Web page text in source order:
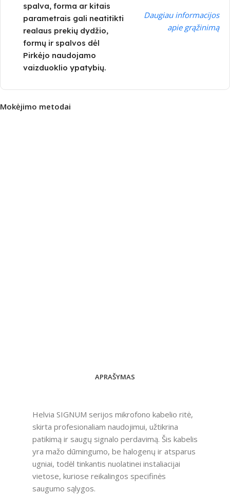
spalva, forma ar kitais
parametrais gali neatitikti
realaus prekių dydžio,
formų ir spalvos dėl
Pirkėjo naudojamo
vaizduoklio ypatybių.
Daugiau informacijos
apie grąžinimą
Mokėjimo metodai
APRAŠYMAS
Helvia SIGNUM serijos mikrofono kabelio ritė,
skirta profesionaliam naudojimui, užtikrina
patikimą ir saugų signalo perdavimą. Šis kabelis
yra mažo dūmingumo, be halogenų ir atsparus
ugniai, todėl tinkantis nuolatinei instaliacijai
vietose, kuriose reikalingos specifinės
saugumo sąlygos.